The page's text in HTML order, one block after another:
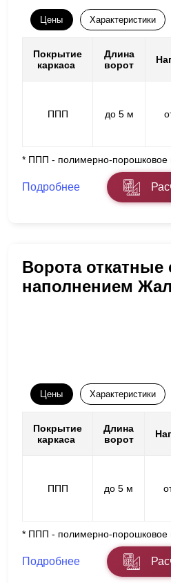
Цены Характеристики
Покрытие
каркаса
Длина
ворот
ППП до 5 м
* ППП - полимерно-порошковое
Подробнее
Ворота откатные
наполнением
Цены Характеристики
Покрытие
каркаса
Длина
ворот
ППП до 5 м
* ППП - полимерно-порошковое
Подробнее